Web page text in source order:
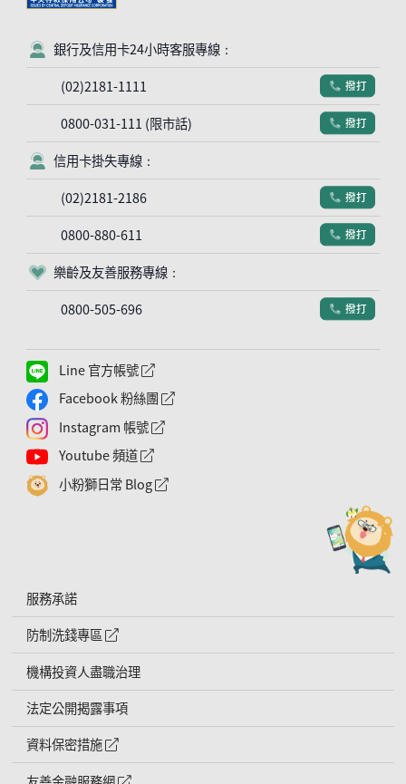
客服符號
銀行及信用卡24小時客服專線：
(02)2181-1111
電話符號
撥打
0800-031-111 (限市話) 電話符號
撥打
客服符號
信用卡掛失專線：
(02)2181-2186
電話符號
撥打
0800-880-611 電話符號
撥打
客服符號
樂齡及友善服務專線：
0800-505-696
電話符號
撥打
Line 官方帳號 外網連結符號
Facebook 粉絲團 外網連結符號
Instagram 帳號 外網連結符號
Youtube 頻道 外網連結符號
小粉獅日常 Blog 外網連結符號
服務承諾
防制洗錢專區
外網連結符號
機構投資人盡職治理
法定公開揭露事項
資料保密措施
外網連結符號
外網連結符號